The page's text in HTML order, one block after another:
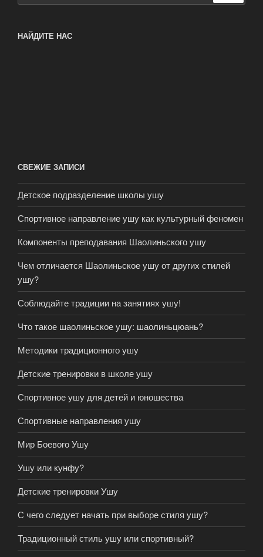
НАЙДИТЕ НАС
СВЕЖИЕ ЗАПИСИ
Детское подразделение школы ушу
Спортивное направление ушу как культурный феномен
Компоненты преподавания Шаолиньского ушу
Чем отличается Шаолиньское ушу от других стилей
ушу?
Соблюдайте традиции на занятиях ушу!
Что такое шаолиньское ушу: шаолиньцюань?
Методики традиционного ушу
Детские тренировки в школе ушу
Спортивное ушу для детей и юношества
Спортивные направления ушу
Мир Боевого Ушу
Ушу или кунфу?
Детские тренировки Ушу
С чего следует начать при выборе стиля ушу?
Традиционный стиль ушу или спортивный?